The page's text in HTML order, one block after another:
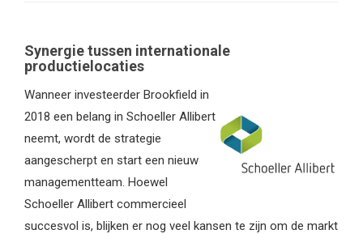
Synergie tussen internationale
productielocaties
Wanneer investeerder Brookfield in
2018 een belang in Schoeller Allibert
neemt, wordt de strategie
aangescherpt en start een nieuw
managementteam. Hoewel
Schoeller Allibert commercieel
succesvol is, blijken er nog veel kansen te zijn om de markt